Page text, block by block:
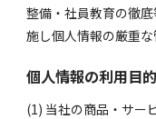
整備・社員教育の徹
施し個人情報の厳重な
個人情報の利用目的
(1) 当社の商品・サー